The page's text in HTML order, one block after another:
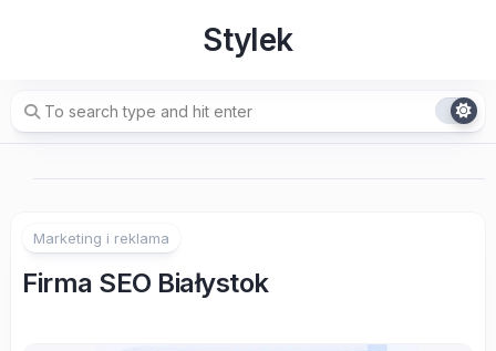
Stylek
Marketing i reklama
Firma SEO Białystok